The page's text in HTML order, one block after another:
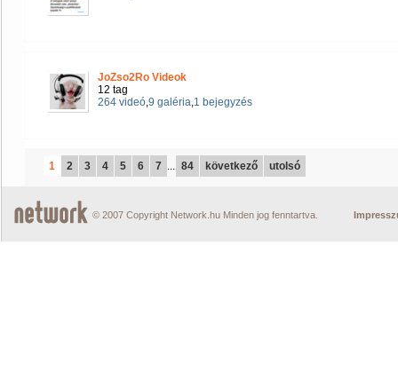
JoZso2Ro Videok
12 tag
264 videó,9 galéria,1 bejegyzés
1 2 3 4 5 6 7 ... 84 következő utolsó
© 2007 Copyright Network.hu Minden jog fenntartva.